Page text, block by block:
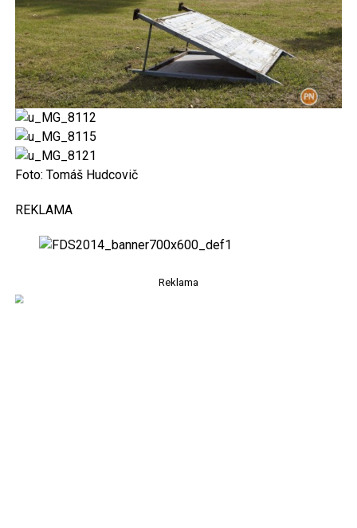
Foto: Tomáš Hudcovič
REKLAMA
Reklama